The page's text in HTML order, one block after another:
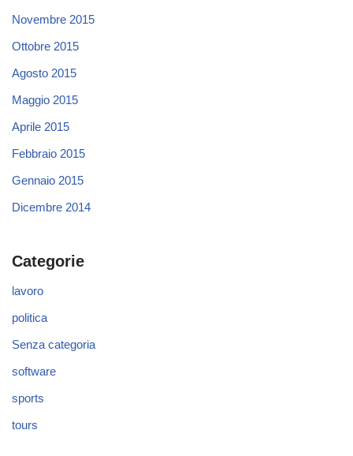
Novembre 2015
Ottobre 2015
Agosto 2015
Maggio 2015
Aprile 2015
Febbraio 2015
Gennaio 2015
Dicembre 2014
Categorie
lavoro
politica
Senza categoria
software
sports
tours